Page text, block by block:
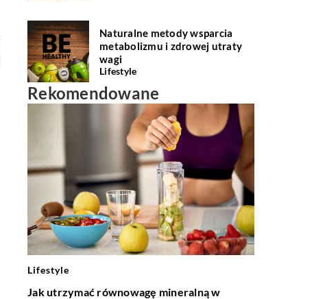
Naturalne metody wsparcia
metabolizmu i zdrowej utraty
wagi
Lifestyle
Rekomendowane
Lifestyle
Jak utrzymać równowagę mineralną w